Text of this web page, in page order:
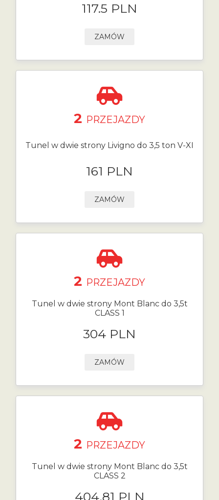
117.5 PLN
ZAMÓW
2 PRZEJAZDY
Tunel w dwie strony Livigno do 3,5 ton V-XI
161 PLN
ZAMÓW
2 PRZEJAZDY
Tunel w dwie strony Mont Blanc do 3,5t
CLASS 1
304 PLN
ZAMÓW
2 PRZEJAZDY
Tunel w dwie strony Mont Blanc do 3,5t
CLASS 2
404.81 PLN